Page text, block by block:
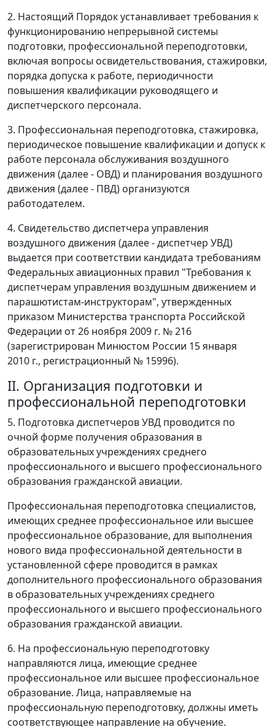
2. Настоящий Порядок устанавливает требования к
функционированию непрерывной системы
подготовки, профессиональной переподготовки,
включая вопросы освидетельствования, стажировки,
порядка допуска к работе, периодичности
повышения квалификации руководящего и
диспетчерского персонала.
3. Профессиональная переподготовка, стажировка,
периодическое повышение квалификации и допуск к
работе персонала обслуживания воздушного
движения (далее - ОВД) и планирования воздушного
движения (далее - ПВД) организуются
работодателем.
4. Свидетельство диспетчера управления
воздушного движения (далее - диспетчер УВД)
выдается при соответствии кандидата требованиям
Федеральных авиационных правил "Требования к
диспетчерам управления воздушным движением и
парашютистам-инструкторам", утвержденных
приказом Министерства транспорта Российской
Федерации от 26 ноября 2009 г. № 216
(зарегистрирован Минюстом России 15 января
2010 г., регистрационный № 15996).
II. Организация подготовки и
профессиональной переподготовки
5. Подготовка диспетчеров УВД проводится по
очной форме получения образования в
образовательных учреждениях среднего
профессионального и высшего профессионального
образования гражданской авиации.
Профессиональная переподготовка специалистов,
имеющих среднее профессиональное или высшее
профессиональное образование, для выполнения
нового вида профессиональной деятельности в
установленной сфере проводится в рамках
дополнительного профессионального образования
в образовательных учреждениях среднего
профессионального и высшего профессионального
образования гражданской авиации.
6. На профессиональную переподготовку
направляются лица, имеющие среднее
профессиональное или высшее профессиональное
образование. Лица, направляемые на
профессиональную переподготовку, должны иметь
соответствующее направление на обучение.